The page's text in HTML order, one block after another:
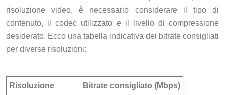
risoluzione video, è necessario considerare il tipo di
contenuto, il codec utilizzato e il livello di compressione
desiderato. Ecco una tabella indicativa dei bitrate consigliati
per diverse risoluzioni:
Risoluzione Bitrate consigliato (Mbps)